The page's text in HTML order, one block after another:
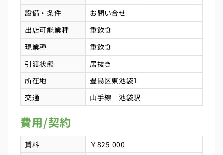
設備・条件
お問い合せ
出店可能業種
重飲食
現業種
重飲食
引渡状態
居抜き
所在地
豊島区東池袋1
交通
山手線 池袋駅
費用/契約
賃料
￥825,000